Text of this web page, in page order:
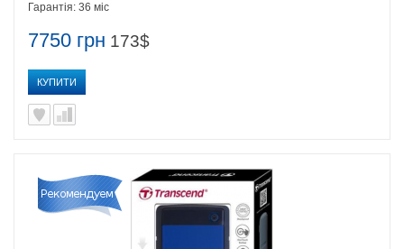
7750 грн 173$
КУПИТИ
Гарантія: 36 міс